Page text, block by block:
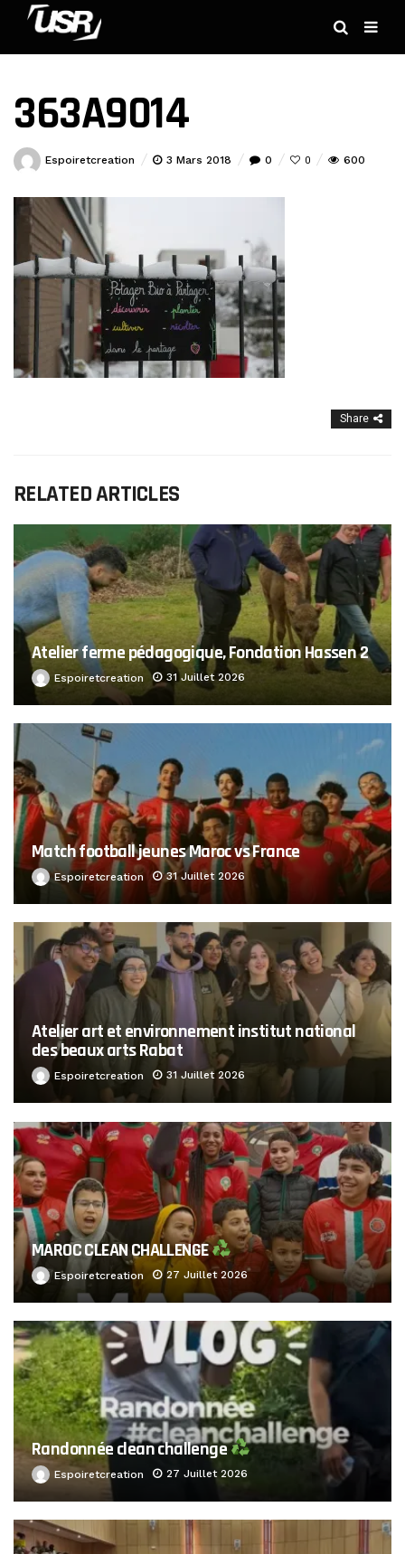
363A9014
Espoiretcreation 3 Mars 2018 0 0 600
Share
RELATED ARTICLES
Atelier ferme pédagogique, Fondation Hassen 2
Espoiretcreation 31 Juillet 2026
Match football jeunes Maroc vs France
Espoiretcreation 31 Juillet 2026
Atelier art et environnement institut national
des beaux arts Rabat
Espoiretcreation 31 Juillet 2026
MAROC CLEAN CHALLENGE
Espoiretcreation 27 Juillet 2026
Randonnée clean challenge
Espoiretcreation 27 Juillet 2026